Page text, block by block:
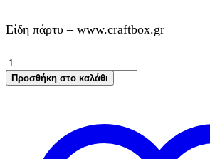
Είδη πάρτυ – www.craftbox.gr
Διπλός
βρώσιμος
μαύρος
Προσθήκη στο καλάθι